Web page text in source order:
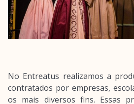
No Entreatus realizamos a
contratados por empresas,
os mais diversos fins. Essas